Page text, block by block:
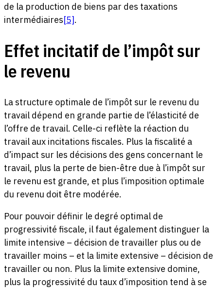
de la production de biens par des taxations
intermédiaires[5].
Effet incitatif de l’impôt sur
le revenu
La structure optimale de l’impôt sur le revenu du
travail dépend en grande partie de l’élasticité de
l’offre de travail. Celle-ci reflète la réaction du
travail aux incitations fiscales. Plus la fiscalité a
d’impact sur les décisions des gens concernant le
travail, plus la perte de bien-être due à l’impôt sur
le revenu est grande, et plus l’imposition optimale
du revenu doit être modérée.
Pour pouvoir définir le degré optimal de
progressivité fiscale, il faut également distinguer la
limite intensive – décision de travailler plus ou de
travailler moins – et la limite extensive – décision de
travailler ou non. Plus la limite extensive domine,
plus la progressivité du taux d’imposition tend à se